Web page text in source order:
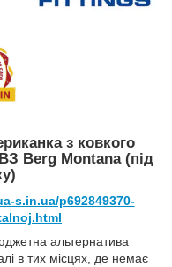
з ковкого
Berg Montana (під
s.in.ua/p692849370-
альтернатива
в тих місцях, де немає